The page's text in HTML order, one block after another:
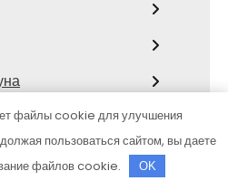
комплекс
файлы cookie для улучшения
пользоваться сайтом, вы даете
файлов cookie.
OK